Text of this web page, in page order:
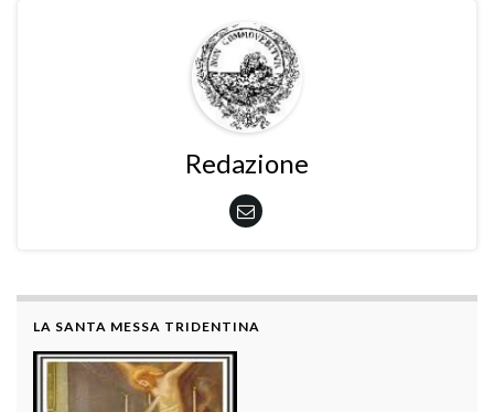
Redazione
LA SANTA MESSA TRIDENTINA